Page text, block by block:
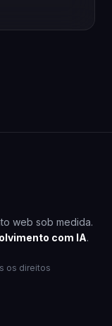
web sob medida.
com IA.
os direitos